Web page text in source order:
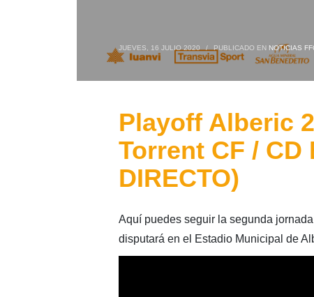
JUEVES, 16 JULIO 2020 / PUBLICADO EN NOTICIAS
Playoff Alberic
Torrent CF /
DIRECTO)
Aquí puedes seguir la segunda
disputará en el Estadio Municipal de